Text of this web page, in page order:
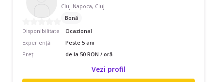
Cluj-Napoca, Cluj
Bonă
Disponibilitate
Ocazional
Experiență
Peste 5 ani
Preț
de la 50 RON / oră
Vezi profil